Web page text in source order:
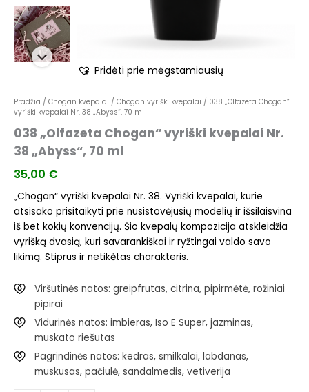
Pridėti prie mėgstamiausių
Pradžia / Chogan kvepalai / Chogan vyriški kvepalai / 038 „Olfazeta Chogan“
vyriški kvepalai Nr. 38 „Abyss“, 70 ml
038 „Olfazeta Chogan“ vyriški kvepalai Nr.
38 „Abyss“, 70 ml
35,00 €
„Chogan“ vyriški kvepalai Nr. 38. Vyriški kvepalai, kurie
atsisako prisitaikyti prie nusistovėjusių modelių ir išsilaisvina
iš bet kokių konvencijų. Šio kvepalų kompozicija atskleidžia
vyrišką dvasią, kuri savarankiškai ir ryžtingai valdo savo
likimą. Stiprus ir netikėtas charakteris.
Viršutinės natos: greipfrutas, citrina, pipirmėtė, rožiniai
pipirai
Vidurinės natos: imbieras, Iso E Super, jazminas,
muskato riešutas
Pagrindinės natos: kedras, smilkalai, labdanas,
muskusas, pačiulė, sandalmedis, vetiverija